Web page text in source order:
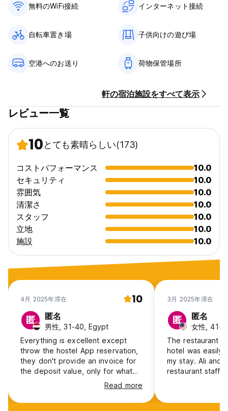
ドルマバフチェ宮殿：5.7km
イスタンブールの歴史的な魅力とモダンな設備を融合させた当ホ
無料のWiFi接続 インターネット接続
自転車置き場 子供向けの遊び場
空港へのお送り 荷物保管場所
軒の宿泊施設をすべて表示
レビュー一覧
10とても素晴らしい(173)
コストパフォーマンス
10.0
セキュリティ
10.0
雰囲気
10.0
清潔さ
10.0
スタッフ
10.0
立地
10.0
施設
10.0
4月 2025年滞在 10
匿 匿名
男性, 31-40, Egypt
Everything is excellent except
throw the hostel App reservation,
they don't provide an invoice for
the deposit value, only for what
to Turkey again, definitely I will
make a reservation in this hotel.
Read more
3月 2025年滞在
匿 匿名
女性, 41+,
The restaurant
hotel was easily
my stay. Ali and
restaurant staff
much to be